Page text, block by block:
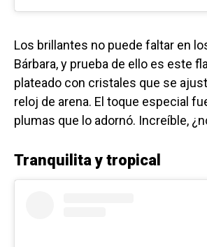
Los brillantes no puede faltar en
Bárbara, y prueba de ello es este
plateado con cristales que se
reloj de arena. El toque especial
plumas que lo adornó. Increíble,
Tranquilita y tropical